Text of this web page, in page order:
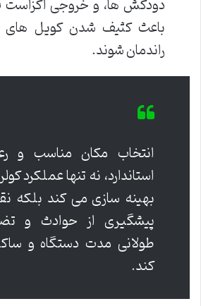
باعث کثیف شدن کویل های
راندمان شوند.
انتخاب مکان مناسب و
استاندارد، نه تنها عملکرد
بهینه سازی می کند بلکه
پیشگیری از حوادث و
طولانی مدت دستگاه و
کند.